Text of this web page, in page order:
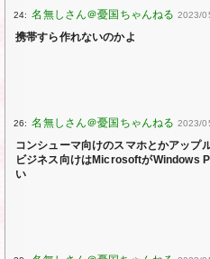
24: 2023/
携帯すら作れないのかよ
26: 2023/
コンシューマ向けのスマホとかアップ
ビジネス向けはMicrosoftがWindows
い